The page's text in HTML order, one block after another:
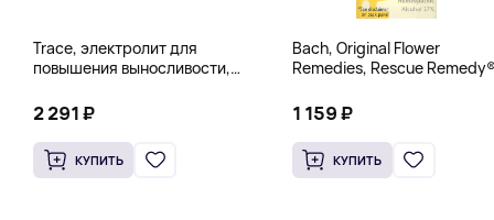
Trace, электролит для
повышения выносливости,
и черники, 30 пакетиков по 5 г
(0,18 унции)
2 291 ₽
КУПИТЬ
Bach, Original Flower
Remedies, Rescue
снятия стресса, 10 мл
(0,35 жидк. унции)
1 159 ₽
КУПИТЬ